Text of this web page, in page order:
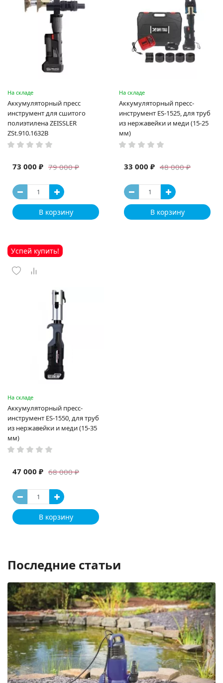
На складе
Аккумуляторный пресс
инструмент для сшитого
полиэтилена ZEISSLER
ZSt.910.1632B
79 000 ₽
73 000 ₽
В корзину
На складе
Аккумуляторный пресс-
инструмент ES-1525, для труб
из нержавейки и меди (15-25
мм)
48 000 ₽
33 000 ₽
В корзину
Успей купить!
На складе
Аккумуляторный пресс-
инструмент ES-1550, для труб
из нержавейки и меди (15-35
мм)
68 000 ₽
47 000 ₽
В корзину
Последние статьи